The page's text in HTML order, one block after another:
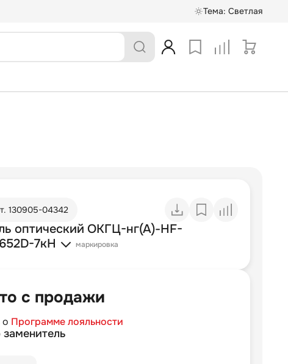
Тема: Светлая
130905-04342
оптический ОКГЦ-нг(А)-HF-
7кН
маркировка
с продажи
о Программе лояльности
заменитель